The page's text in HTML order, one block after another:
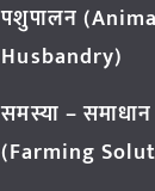
पशुपालन
Husbandry)
समस्या – समाधान
(Farming